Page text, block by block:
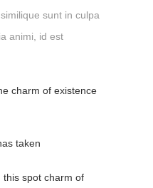
sunt in culpa
animi, id est
charm of existence
taken
this spot charm of